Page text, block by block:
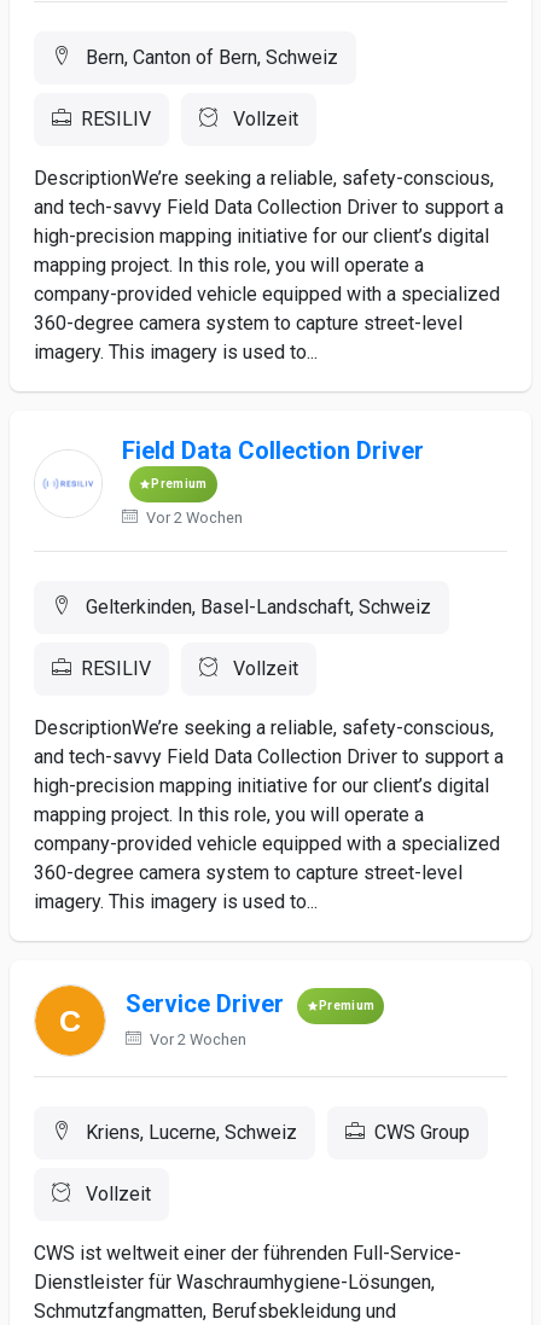
Bern, Canton of Bern, Schweiz
RESILIV Vollzeit
DescriptionWe’re seeking a reliable, safety-conscious,
and tech-savvy Field Data Collection Driver to support a
high-precision mapping initiative for our client’s digital
mapping project. In this role, you will operate a
company-provided vehicle equipped with a specialized
360-degree camera system to capture street-level
imagery. This imagery is used to...
Field Data Collection Driver
Premium
Vor 2 Wochen
Gelterkinden, Basel-Landschaft, Schweiz
RESILIV Vollzeit
DescriptionWe’re seeking a reliable, safety-conscious,
and tech-savvy Field Data Collection Driver to support a
high-precision mapping initiative for our client’s digital
mapping project. In this role, you will operate a
company-provided vehicle equipped with a specialized
360-degree camera system to capture street-level
imagery. This imagery is used to...
Service Driver Premium
Vor 2 Wochen
Kriens, Lucerne, Schweiz CWS Group
Vollzeit
CWS ist weltweit einer der führenden Full-Service-
Dienstleister für Waschraumhygiene-Lösungen,
Schmutzfangmatten, Berufsbekleidung und